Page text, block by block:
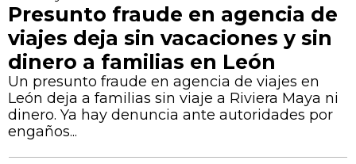
Presunto fraude en agencia de
viajes deja sin vacaciones y sin
dinero a familias en León
Un presunto fraude en agencia de viajes en
León deja a familias sin viaje a Riviera Maya ni
dinero. Ya hay denuncia ante autoridades por
engaños...